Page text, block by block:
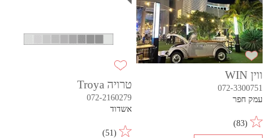
ווין WIN
072-3300751
עמק חפר
(
83
)
טרויה Troya
072-2160279
אשדוד
(
51
)